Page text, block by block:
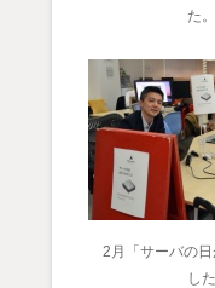
た。
2月「サーバの
した